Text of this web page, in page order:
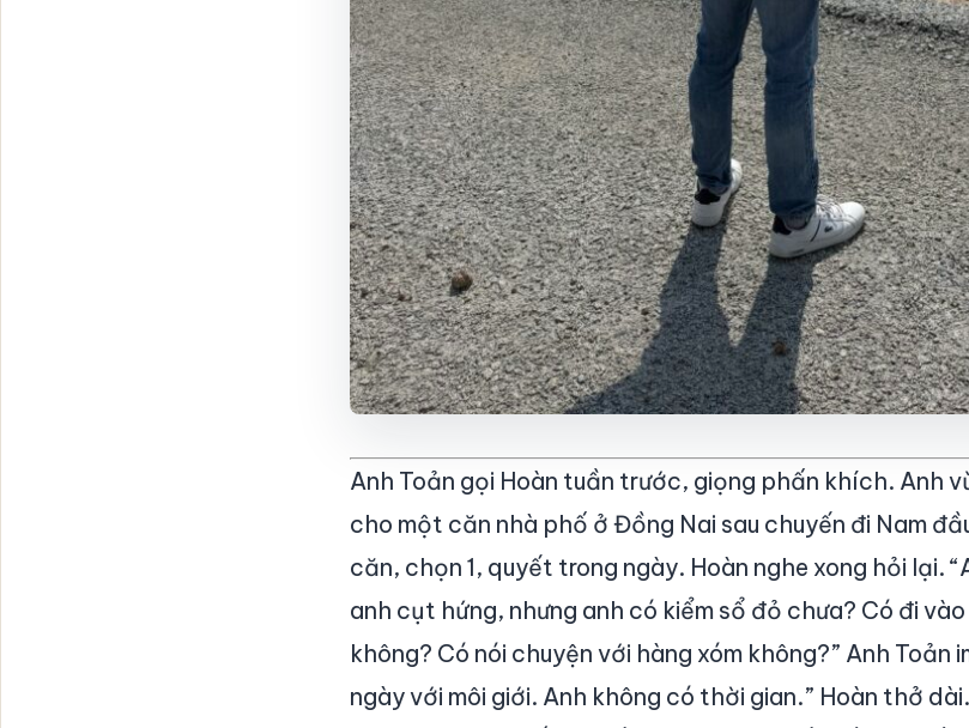
Anh Toản gọi Hoàn tuần trước, giọng phấn khích. Anh
cho một căn nhà phố ở Đồng Nai sau chuyến đi Nam
căn, chọn 1, quyết trong ngày. Hoàn nghe xong hỏi lại.
anh cụt hứng, nhưng anh có kiểm sổ đỏ chưa? Có đi
không? Có nói chuyện với hàng xóm không?” Anh Toản
ngày với môi giới. Anh không có thời gian.” Hoàn thở